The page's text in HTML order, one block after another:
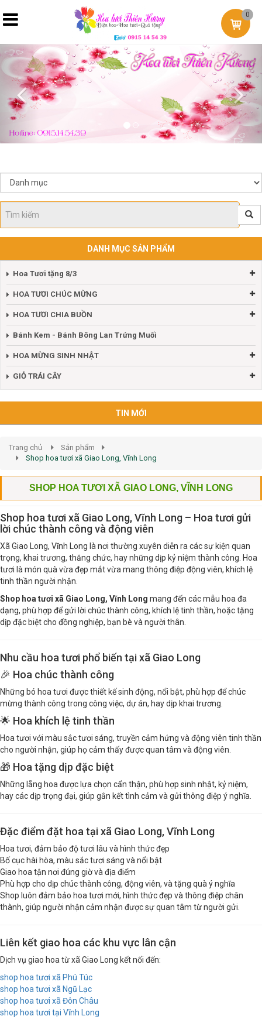
0
Previous
DANH MỤC SẢN PHẨM
Hoa Tươi tặng 8/3
HOA TƯƠI CHÚC MỪNG
HOA TƯƠI CHIA BUỒN
Bánh Kem - Bánh Bông Lan Trứng Muối
HOA MỪNG SINH NHẬT
GIỎ TRÁI CÂY
TIN MỚI
Trang chủ
Sản phẩm
Shop hoa tươi xã Giao Long, Vĩnh Long
SHOP HOA TƯƠI XÃ GIAO LONG, VĨNH LONG
Shop hoa tươi xã Giao Long, Vĩnh Long – Hoa tươi gửi
lời chúc thành công và động viên
Xã Giao Long, Vĩnh Long là nơi thường xuyên diễn ra các sự kiện quan
trọng, khai trương, thăng chức, hay những dịp kỷ niệm thành công. Hoa
tươi là món quà vừa đẹp mắt vừa mang thông điệp động viên, khích lệ
tinh thần người nhận.
Shop hoa tươi xã Giao Long, Vĩnh Long mang đến các mẫu hoa đa
dạng, phù hợp để gửi lời chúc thành công, khích lệ tinh thần, hoặc tặng
dịp đặc biệt cho đồng nghiệp, bạn bè và người thân.
Nhu cầu hoa tươi phổ biến tại xã Giao Long
🎉 Hoa chúc thành công
Những bó hoa tươi được thiết kế sinh động, nổi bật, phù hợp để chúc
mừng thành công trong công việc, dự án, hay dịp khai trương.
🌟 Hoa khích lệ tinh thần
Hoa tươi với màu sắc tươi sáng, truyền cảm hứng và động viên tinh thần
cho người nhận, giúp họ cảm thấy được quan tâm và động viên.
🎁 Hoa tặng dịp đặc biệt
Những lẵng hoa được lựa chọn cẩn thận, phù hợp sinh nhật, kỷ niệm,
hay các dịp trọng đại, giúp gắn kết tình cảm và gửi thông điệp ý nghĩa.
Đặc điểm đặt hoa tại xã Giao Long, Vĩnh Long
Hoa tươi, đảm bảo độ tươi lâu và hình thức đẹp
Bố cục hài hòa, màu sắc tươi sáng và nổi bật
Giao hoa tận nơi đúng giờ và địa điểm
Phù hợp cho dịp chúc thành công, động viên, và tặng quà ý nghĩa
Shop luôn đảm bảo hoa tươi mới, hình thức đẹp và thông điệp chân
thành, giúp người nhận cảm nhận được sự quan tâm từ người gửi.
Liên kết giao hoa các khu vực lân cận
Dịch vụ giao hoa từ xã Giao Long kết nối đến:
shop hoa tươi xã Phú Túc
shop hoa tươi xã Ngũ Lạc
shop hoa tươi xã Đôn Châu
shop hoa tươi tại Vĩnh Long